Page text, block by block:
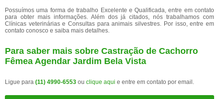
Possuímos uma forma de trabalho Excelente e Qualificada, entre em contato
para obter mais informações. Além dos já citados, nós trabalhamos com
Clínicas veterinárias e Consultas para animais silvestres. Por isso, entre em
contato conosco e saiba mais detalhes.
Para saber mais sobre Castração de Cachorro
Fêmea Agendar Jardim Bela Vista
Ligue para (11) 4990-6553 ou clique aqui e entre em contato por email.